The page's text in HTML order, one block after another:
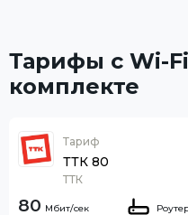
Тарифы с Wi-
комплекте
Тариф
ТТК 80
ТТК
80